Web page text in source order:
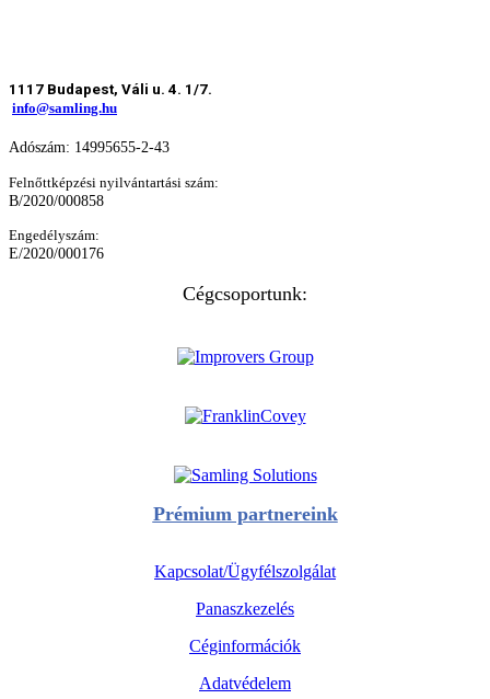
1117 Budapest, Váli u. 4. 1/7.
info@samling.hu
Adószám: 14995655-2-43
Felnőttképzési nyilvántartási szám:
B/2020/000858
Engedélyszám:
E/2020/000176
Cégcsoportunk:
Prémium partnereink
Kapcsolat/Ügyfélszolgálat
Panaszkezelés
Céginformációk
Adatvédelem